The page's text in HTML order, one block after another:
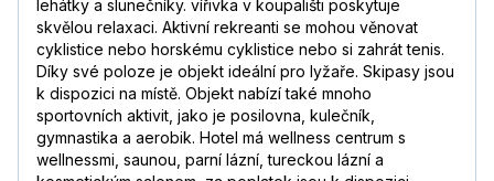
lehátky a slunečníky. vířivka v koupališti poskytuje
skvělou relaxaci. Aktivní rekreanti se mohou věnovat
cyklistice nebo horskému cyklistice nebo si zahrát tenis.
Díky své poloze je objekt ideální pro lyžaře. Skipasy jsou
k dispozici na místě. Objekt nabízí také mnoho
sportovních aktivit, jako je posilovna, kulečník,
gymnastika a aerobik. Hotel má wellness centrum s
wellnessmi, saunou, parní lázní, tureckou lázní a